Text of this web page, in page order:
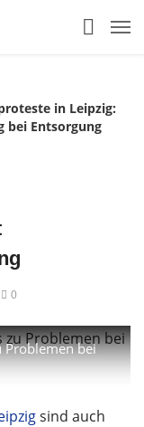
in Leipzig:
bei Entsorgung
0
Problemen bei
sind auch